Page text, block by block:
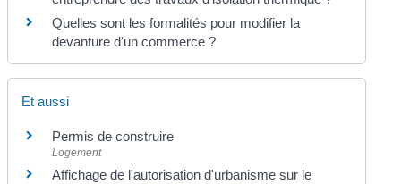
Quelles sont les formalités pour modifier la
devanture d'un commerce ?
Et aussi
Permis de construire
Logement
Affichage de l'autorisation d'urbanisme sur le